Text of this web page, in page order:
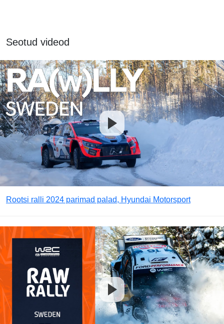
Seotud videod
Rootsi ralli 2024 parimad palad, Hyundai Motorsport